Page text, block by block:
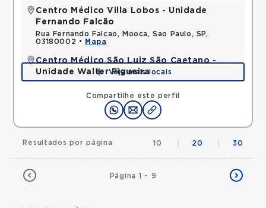
Compartilhe este perfil
Centro Médico Villa Lobos - Unidade
Fernando Falcão
Rua Fernando Falcao, Mooca, Sao Paulo, SP,
03180002 •
Mapa
Centro Médico São Luiz São Caetano -
Unidade Walter Figueira
Rua Walter Figueira, Ceramica, Sao Caetano do
Sul, SP, 09531205 •
Mapa
Veja mais locais
Página 1 - 9
Resultados por página 10 20 30